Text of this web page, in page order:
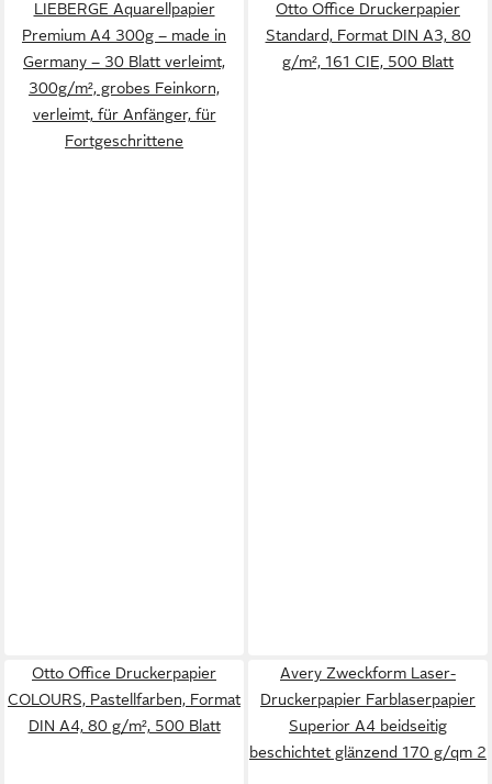
LIEBERGE Aquarellpapier
Premium A4 300g – made in
Germany – 30 Blatt verleimt,
300g/m², grobes Feinkorn,
verleimt, für Anfänger, für
Fortgeschrittene
Otto Office Druckerpapier
Standard, Format DIN A3, 80
g/m², 161 CIE, 500 Blatt
Otto Office Druckerpapier
COLOURS, Pastellfarben, Format
DIN A4, 80 g/m², 500 Blatt
Avery Zweckform Laser-
Druckerpapier Farblaserpapier
Superior A4 beidseitig
beschichtet glänzend 170 g/qm 2